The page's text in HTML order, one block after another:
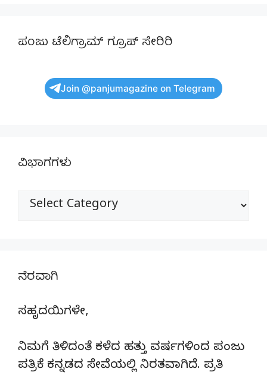
ಪಂಜು ಟೆಲಿಗ್ರಾಮ್ ಗ್ರೂಪ್ ಸೇರಿರಿ
Join @panjumagazine on Telegram
ವಿಭಾಗಗಳು
ವಿಭಾಗಗಳು
ನೆರವಾಗಿ
ಸಹೃದಯಿಗಳೇ,
ನಿಮಗೆ ತಿಳಿದಂತೆ ಕಳೆದ ಹತ್ತು ವರ್ಷಗಳಿಂದ ಪಂಜು
ಪತ್ರಿಕೆ ಕನ್ನಡದ ಸೇವೆಯಲ್ಲಿ ನಿರತವಾಗಿದೆ. ಪ್ರತಿ